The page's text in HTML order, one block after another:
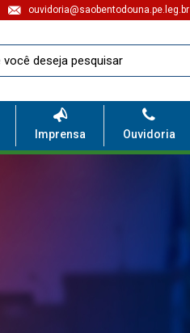
ouvidoria@saobentodouna.pe.leg.br
Imprensa Ouvidoria